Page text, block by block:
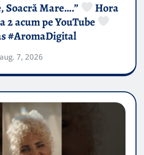
Soacră Mare….”
Hora
2 acum pe YouTube
#AromaDigital
aug. 7, 2026